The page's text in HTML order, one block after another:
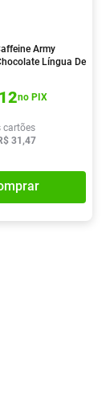
Army
Língua De
12no PIX
cartões
31 ,47